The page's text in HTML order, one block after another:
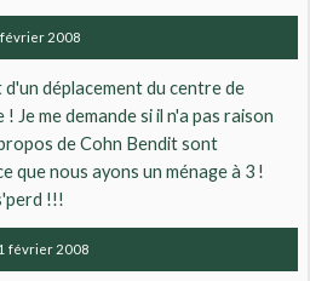
février 2008
déplacement du centre de
Je me demande si il n'a pas raison
de Cohn Bendit sont
que nous ayons un ménage à 3 !
!!!
février 2008